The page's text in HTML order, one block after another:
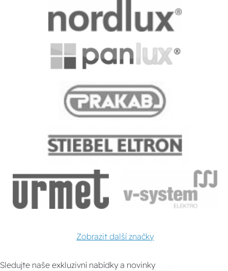
Zobrazit další značky
Sledujte naše exkluzivní nabídky a novinky